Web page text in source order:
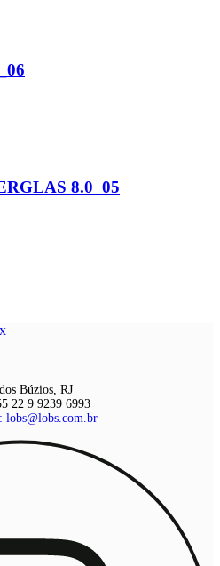
8.0_05
Búzios, RJ
22 9 9239 6993
lobs@lobs.com.br